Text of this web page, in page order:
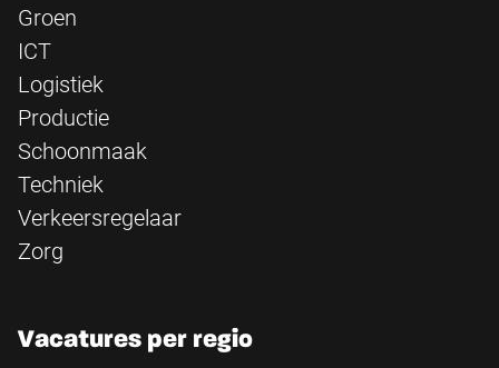
Groen
ICT
Logistiek
Productie
Schoonmaak
Techniek
Verkeersregelaar
Zorg
Vacatures per regio